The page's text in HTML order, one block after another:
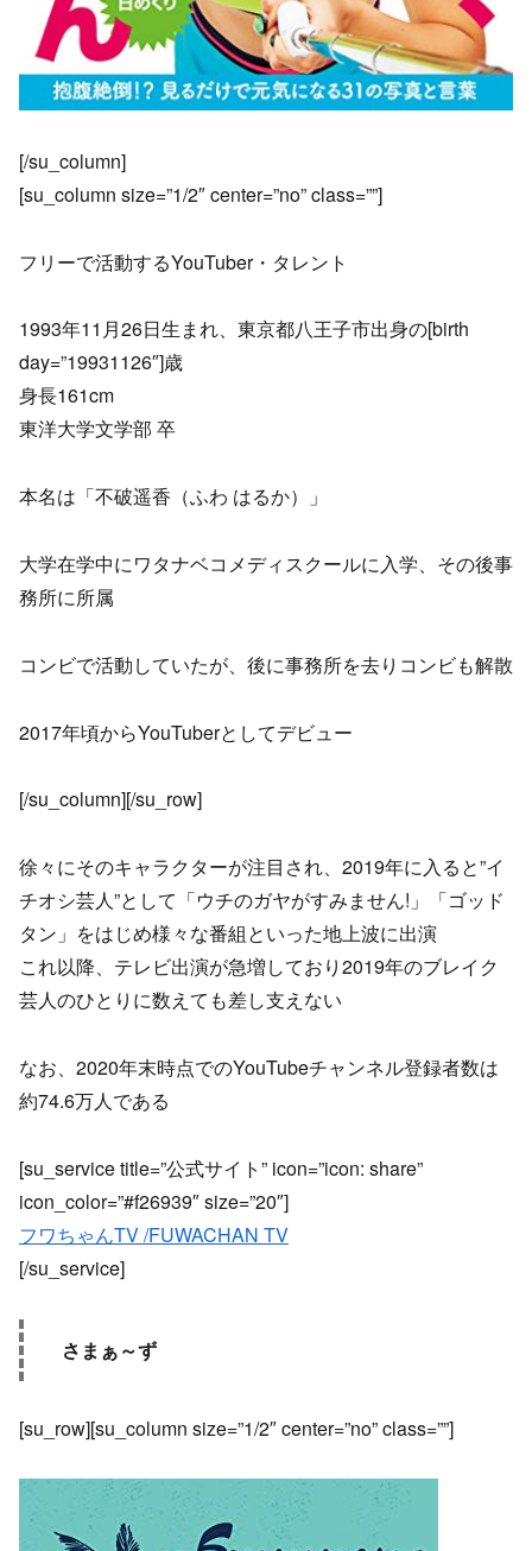
[/su_column]
[su_column size=”1/2″ center=”no” class=””]
フリーで活動するYouTuber・タレント
1993年11月26日生まれ、東京都八王子市出身の[birth
day=”19931126″]歳
身長161cm
東洋大学文学部 卒
本名は「不破遥香（ふわ はるか）」
大学在学中にワタナベコメディスクールに入学、その後事
務所に所属
コンビで活動していたが、後に事務所を去りコンビも解散
2017年頃からYouTuberとしてデビュー
[/su_column][/su_row]
徐々にそのキャラクターが注目され、2019年に入ると”イ
チオシ芸人”として「ウチのガヤがすみません!」「ゴッド
タン」をはじめ様々な番組といった地上波に出演
これ以降、テレビ出演が急増しており2019年のブレイク
芸人のひとりに数えても差し支えない
なお、2020年末時点でのYouTubeチャンネル登録者数は
約74.6万人である
[su_service title=”公式サイト” icon=”icon: share”
icon_color=”#f26939″ size=”20″]
フワちゃんTV /FUWACHAN TV
[/su_service]
さまぁ～ず
[su_row][su_column size=”1/2″ center=”no” class=””]